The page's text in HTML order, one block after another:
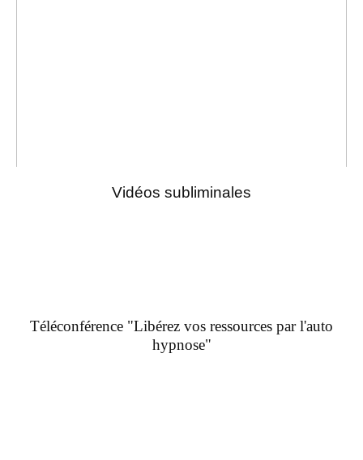
Vidéos subliminales
Téléconférence "Libérez vos ressources par l'auto
hypnose"